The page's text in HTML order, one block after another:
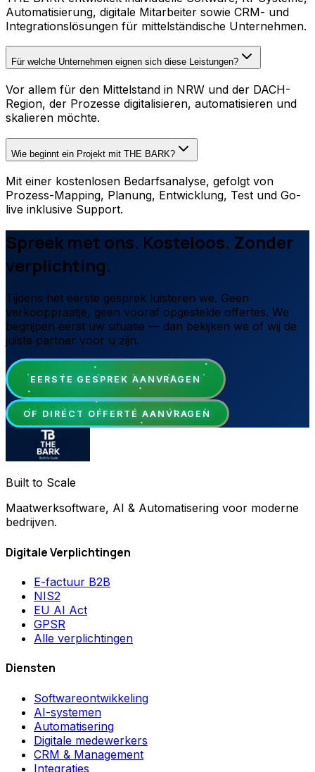
Automatisierung, digitale Mitarbeiter sowie CRM- und
Integrationslösungen für mittelständische Unternehmen.
Für welche Unternehmen eignen sich diese Leistungen?
Vor allem für den Mittelstand in NRW und der DACH-
Region, der Prozesse digitalisieren, automatisieren und
skalieren möchte.
Wie beginnt ein Projekt mit THE BARK?
Mit einer kostenlosen Bedarfsanalyse, gefolgt von
Prozess-Mapping, Planung, Entwicklung, Test und Go-
live inklusive Support.
Spreek met ons. Kosteloos. Zonder
verplichting.
Tijdens het eerste gesprek luisteren we. Geen
verkooppraatje, geen vooraf opgestelde offertes. We
begrijpen eerst uw situatie — dan bekijken we of wij de
juiste partner voor u zijn.
EERSTE GESPREK AANVRAGEN
OF DIRECT OFFERTE AANVRAGEN
Built to Scale
Maatwerksoftware, AI & Automatisering voor moderne
bedrijven.
Digitale Verplichtingen
E-factuur B2B
NIS2
EU AI Act
GPSR
Alle verplichtingen
Diensten
Softwareontwikkeling
AI-systemen
Automatisering
Digitale medewerkers
CRM & Management
Integraties